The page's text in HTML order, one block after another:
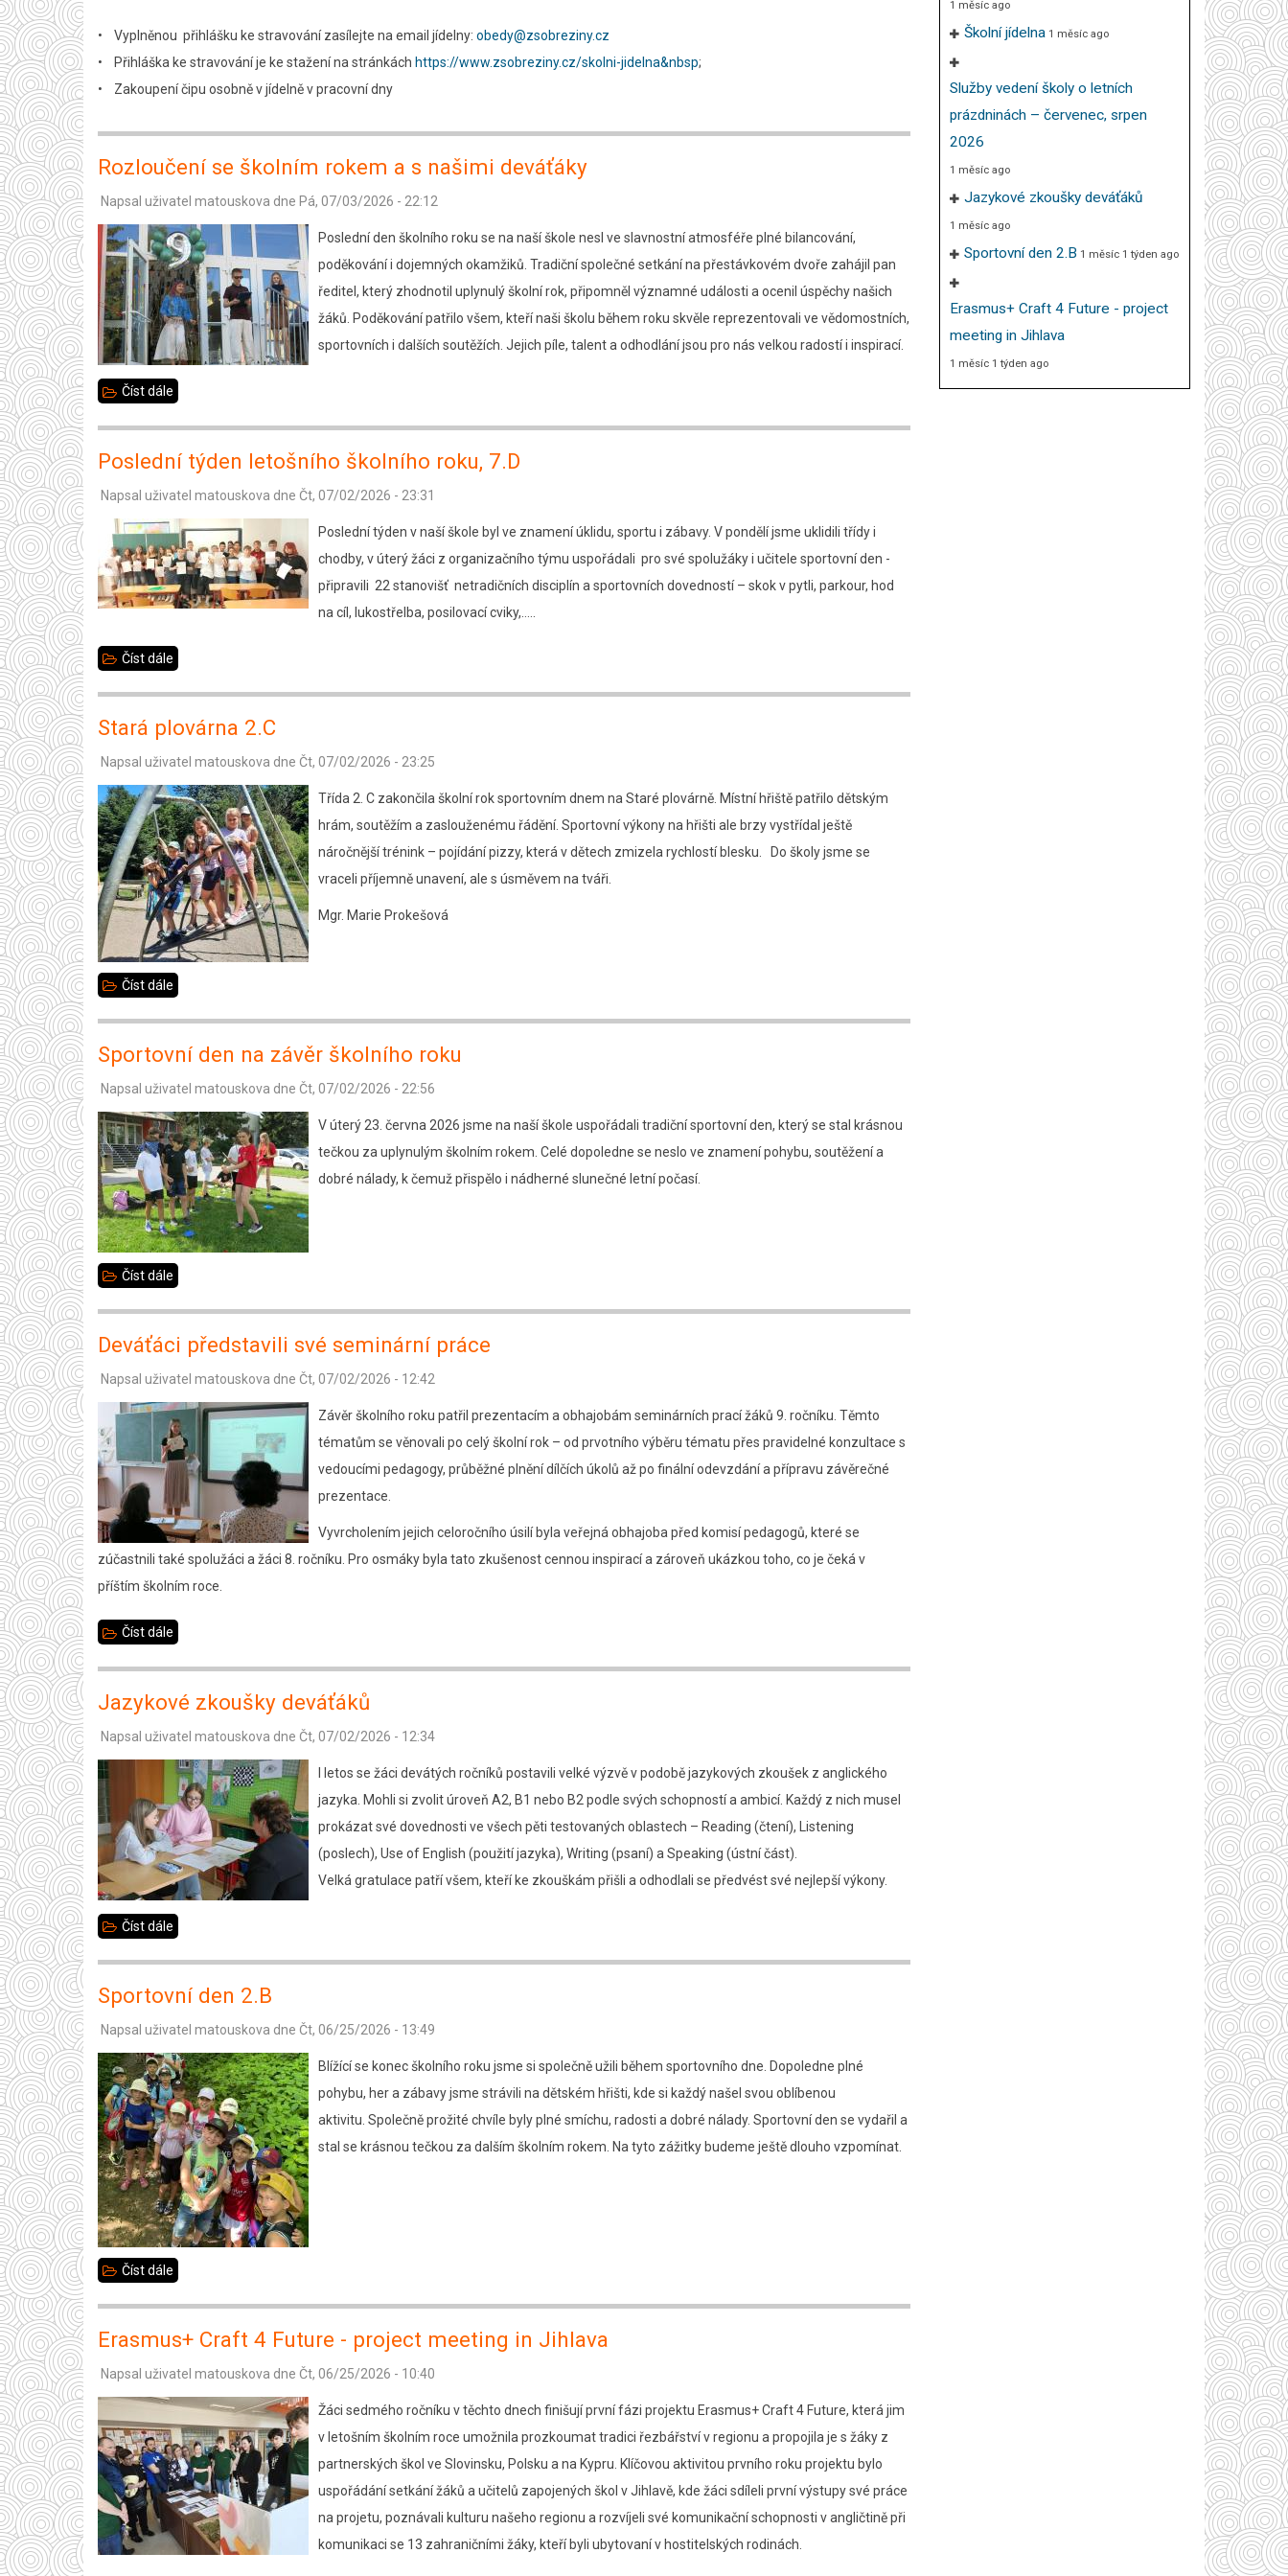
srpen
2026
• Vyplněnou přihlášku ke stravování zasílejte na email jídelny: obedy@zsobreziny.cz
• Přihláška ke stravování je ke stažení na stránkách https://www.zsobreziny.cz/skolni-jidelna&nbsp;
• Zakoupení čipu osobně v jídelně v pracovní dny
Rozloučení se školním rokem a s našimi deváťáky
Napsal uživatel matouskova dne Pá, 07/03/2026 - 22:12
Poslední den školního roku se na naší škole nesl ve slavnostní atmosféře plné bilancování,
poděkování i dojemných okamžiků. Tradiční společné setkání na přestávkovém dvoře zahájil pan
ředitel, který zhodnotil uplynulý školní rok, připomněl významné události a ocenil úspěchy našich
žáků. Poděkování patřilo všem, kteří naši školu během roku skvěle reprezentovali ve vědomostních,
sportovních i dalších soutěžích. Jejich píle, talent a odhodlání jsou pro nás velkou radostí i inspirací.
Číst dále
školním
rokem
a
s
našimi
deváťáky
Poslední týden letošního školního roku, 7.D
Napsal uživatel matouskova dne Čt, 07/02/2026 - 23:31
Poslední týden v naší škole byl ve znamení úklidu, sportu i zábavy. V pondělí jsme uklidili třídy i
chodby, v úterý žáci z organizačního týmu uspořádali pro své spolužáky i učitele sportovní den -
připravili 22 stanovišť netradičních disciplín a sportovních dovedností – skok v pytli, parkour, hod
na cíl, lukostřelba, posilovací cviky,…..
Číst dále
letošního
školního
roku,
7.D
Stará plovárna 2.C
Napsal uživatel matouskova dne Čt, 07/02/2026 - 23:25
Třída 2. C zakončila školní rok sportovním dnem na Staré plovárně. Místní hřiště patřilo dětským
hrám, soutěžím a zaslouženému řádění. Sportovní výkony na hřišti ale brzy vystřídal ještě
náročnější trénink – pojídání pizzy, která v dětech zmizela rychlostí blesku. Do školy jsme se
vraceli příjemně unavení, ale s úsměvem na tváři.
Mgr. Marie Prokešová
Číst dále
2.C
Sportovní den na závěr školního roku
Napsal uživatel matouskova dne Čt, 07/02/2026 - 22:56
V úterý 23. června 2026 jsme na naší škole uspořádali tradiční sportovní den, který se stal krásnou
tečkou za uplynulým školním rokem. Celé dopoledne se neslo ve znamení pohybu, soutěžení a
dobré nálady, k čemuž přispělo i nádherné slunečné letní počasí.
Číst dále
na
závěr
školního
roku
Deváťáci představili své seminární práce
Napsal uživatel matouskova dne Čt, 07/02/2026 - 12:42
Závěr školního roku patřil prezentacím a obhajobám seminárních prací žáků 9. ročníku. Těmto
tématům se věnovali po celý školní rok – od prvotního výběru tématu přes pravidelné konzultace s
vedoucími pedagogy, průběžné plnění dílčích úkolů až po finální odevzdání a přípravu závěrečné
prezentace.
Vyvrcholením jejich celoročního úsilí byla veřejná obhajoba před komisí pedagogů, které se
zúčastnili také spolužáci a žáci 8. ročníku. Pro osmáky byla tato zkušenost cennou inspirací a zároveň ukázkou toho, co je čeká v
příštím školním roce.
Číst dále
své
seminární
práce
Jazykové zkoušky deváťáků
Napsal uživatel matouskova dne Čt, 07/02/2026 - 12:34
I letos se žáci devátých ročníků postavili velké výzvě v podobě jazykových zkoušek z anglického
jazyka. Mohli si zvolit úroveň A2, B1 nebo B2 podle svých schopností a ambicí. Každý z nich musel
prokázat své dovednosti ve všech pěti testovaných oblastech – Reading (čtení), Listening
(poslech), Use of English (použití jazyka), Writing (psaní) a Speaking (ústní část).
Velká gratulace patří všem, kteří ke zkouškám přišli a odhodlali se předvést své nejlepší výkony.
Číst dále
deváťáků
Sportovní den 2.B
Napsal uživatel matouskova dne Čt, 06/25/2026 - 13:49
Blížící se konec školního roku jsme si společně užili během sportovního dne. Dopoledne plné
pohybu, her a zábavy jsme strávili na dětském hřišti, kde si každý našel svou oblíbenou
aktivitu. Společně prožité chvíle byly plné smíchu, radosti a dobré nálady. Sportovní den se vydařil a
stal se krásnou tečkou za dalším školním rokem. Na tyto zážitky budeme ještě dlouho vzpomínat.
Číst dále
2.B
Erasmus+ Craft 4 Future - project meeting in Jihlava
Napsal uživatel matouskova dne Čt, 06/25/2026 - 10:40
Žáci sedmého ročníku v těchto dnech finišují první fázi projektu Erasmus+ Craft 4 Future, která jim
v letošním školním roce umožnila prozkoumat tradici řezbářství v regionu a propojila je s žáky z
partnerských škol ve Slovinsku, Polsku a na Kypru. Klíčovou aktivitou prvního roku projektu bylo
uspořádání setkání žáků a učitelů zapojených škol v Jihlavě, kde žáci sdíleli první výstupy své práce
na projetu, poznávali kulturu našeho regionu a rozvíjeli své komunikační schopnosti v angličtině při
komunikaci se 13 zahraničními žáky, kteří byli ubytovaní v hostitelských rodinách.
1 měsíc ago
Školní jídelna 1 měsíc ago
Služby vedení školy o letních
prázdninách – červenec, srpen
2026
1 měsíc ago
Jazykové zkoušky deváťáků
1 měsíc ago
Sportovní den 2.B 1 měsíc 1 týden ago
Erasmus+ Craft 4 Future - project
meeting in Jihlava
1 měsíc 1 týden ago